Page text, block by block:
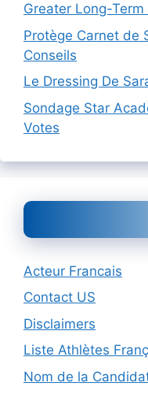
Greater Long-
Protège Carnet de
Conseils
Le Dressing De
Sondage Star
Votes
Acteur Francais
Contact US
Disclaimers
Liste Athlètes
Nom de la